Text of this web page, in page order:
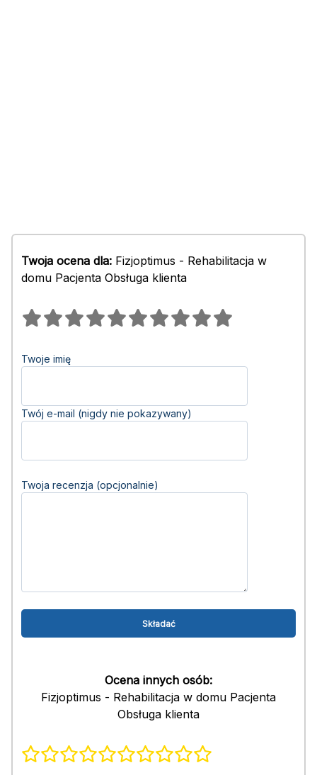
Twoja ocena dla: Fizjoptimus - Rehabilitacja w
domu Pacjenta Obsługa klienta
Twoje imię
Twój e-mail (nigdy nie pokazywany)
Twoja recenzja (opcjonalnie)
Ocena innych osób:
Fizjoptimus - Rehabilitacja w domu Pacjenta
Obsługa klienta